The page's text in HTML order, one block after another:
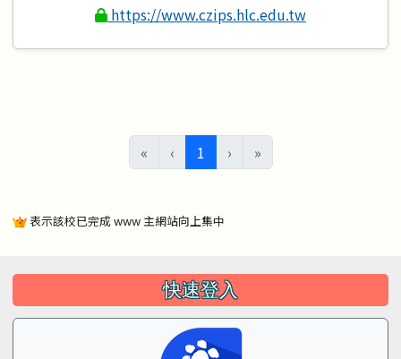
https://www.czips.hlc.edu.tw
« ‹ 1 (目前頁次)
› »
表示該校已完成 www 主網站向上集中
左邊區域內容 快速登入